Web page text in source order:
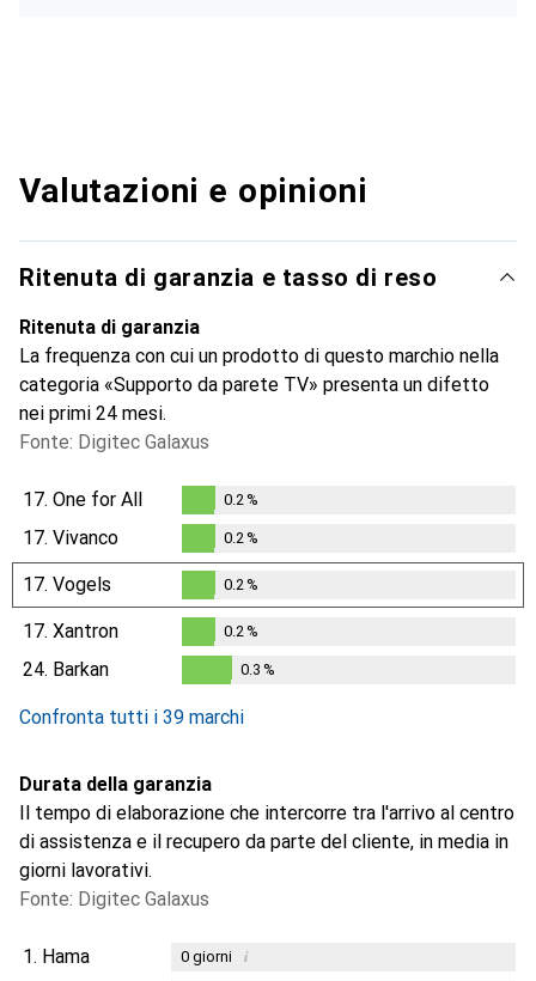
Valutazioni e opinioni
Ritenuta di garanzia e tasso di reso
Ritenuta di garanzia
La frequenza con cui un prodotto di questo marchio nella
categoria «Supporto da parete TV» presenta un difetto
nei primi 24 mesi.
Fonte: Digitec Galaxus
17. One for All
0.2%
0.2 %
17. Vivanco
0.2%
0.2 %
17. Vogels
0.2%
0.2 %
17. Xantron
0.2%
0.2 %
24. Barkan 0.3 %
Confronta tutti i 39 marchi
Durata della garanzia
Il tempo di elaborazione che intercorre tra l'arrivo al centro
di assistenza e il recupero da parte del cliente, in media in
giorni lavorativi.
Fonte: Digitec Galaxus
1. Hama 0giorni i